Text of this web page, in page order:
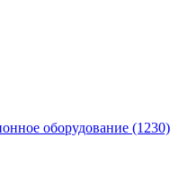
оборудование (1230)